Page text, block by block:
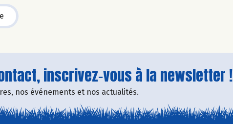
inscrivez-vous à la newsletter !
nos événements et nos actualités.